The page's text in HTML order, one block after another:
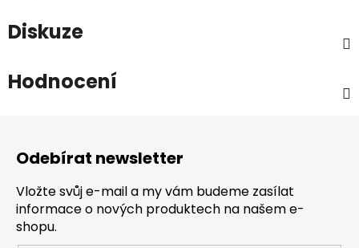
Diskuze
Hodnocení
Odebírat newsletter
Vložte svůj e-mail a my vám budeme zasílat
informace o nových produktech na našem e-
shopu.